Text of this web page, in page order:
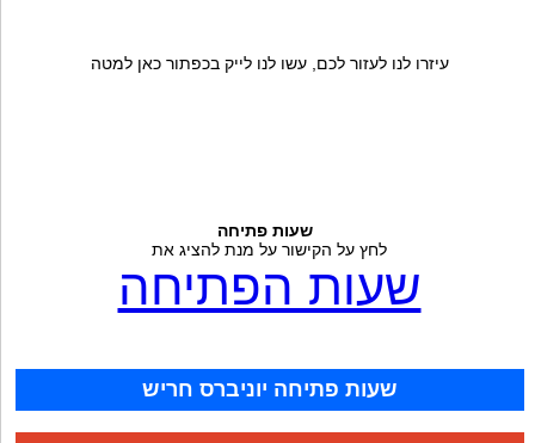
עיזרו לנו לעזור לכם, עשו לנו לייק בכפתור כאן למטה
שעות פתיחה
לחץ על הקישור על מנת להציג את
שעות הפתיחה
שעות פתיחה יוניברס חריש